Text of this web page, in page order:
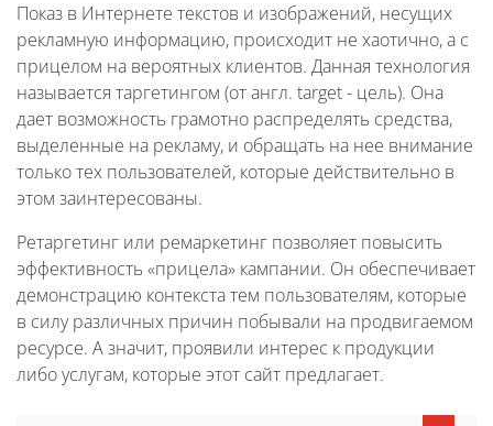
Показ в Интернете текстов и изображений, несущих
рекламную информацию, происходит не хаотично, а с
прицелом на вероятных клиентов. Данная технология
называется таргетингом (от англ. target - цель). Она
дает возможность грамотно распределять средства,
выделенные на рекламу, и обращать на нее внимание
только тех пользователей, которые действительно в
этом заинтересованы.
Ретаргетинг или ремаркетинг позволяет повысить
эффективность «прицела» кампании. Он обеспечивает
демонстрацию контекста тем пользователям, которые
в силу различных причин побывали на продвигаемом
ресурсе. А значит, проявили интерес к продукции
либо услугам, которые этот сайт предлагает.